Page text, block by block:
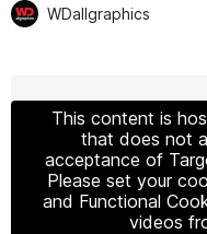
WDallgraphics
This content is
that does not
acceptance of
Please set your
and Functional
videos